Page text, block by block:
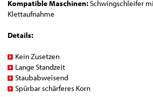
Kompatible Maschinen:Schwingschleifer
Klettaufnahme
Details:
Kein Zusetzen
Lange Standzeit
Staubabweisend
Spürbar schärferes Korn